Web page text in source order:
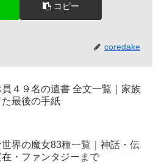
コピー
coredake
４９名の遺書 全文一覧｜家族
た最後の手紙
界の魔女83種一覧｜神話・伝
在・ファンタジーまで